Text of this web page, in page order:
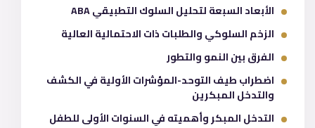
الأبعاد السبعة لتحليل السلوك التطبيقي ABA
الزخم السلوكي والطلبات ذات الاحتمالية العالية
الفرق بين النمو والتطور
اضطراب طيف التوحد-المؤشرات الأولية في الكشف
والتدخل المبكرين
التدخل المبكر وأهميته في السنوات الأولى للطفل